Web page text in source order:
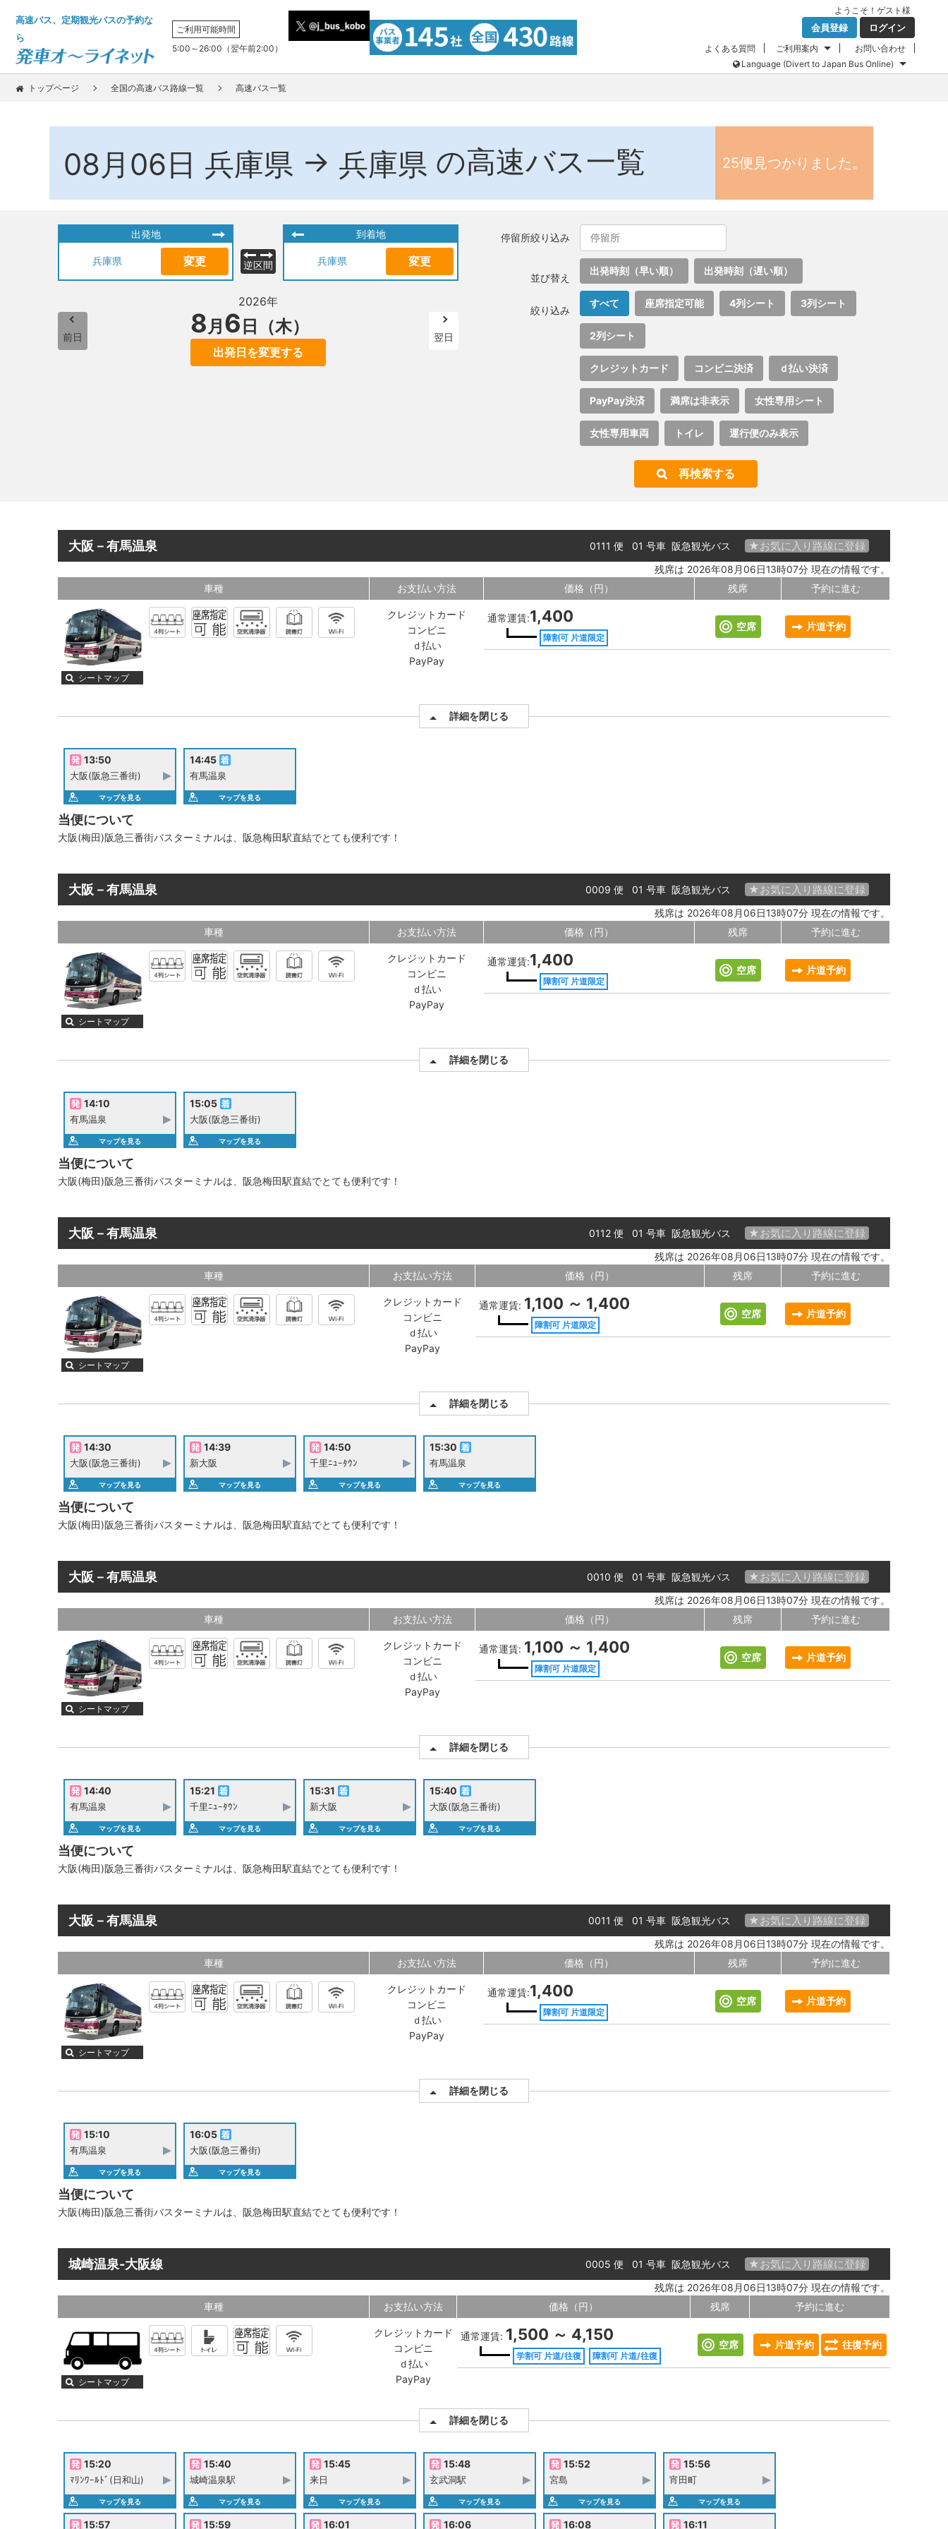
高速バス、定期観光バスの予約な
ら
ご利用可能時間
5:00～26:00（翌午前2:00）
ようこそ！ ゲスト 様
会員登録 ログイン
よくある質問 ご利用案内
お問い合わせ
Language (Divert to Japan Bus Online)
トップページ 全国の高速バス路線一覧 高速バス一覧
08月06日 兵庫県 → 兵庫県 の高速バス一覧 25便見つかりました。
出発地
兵庫県 変更 逆区間
到着地
兵庫県 変更
前日
2026年
8月 6 日（木）
出発日を変更する
翌日
停留所絞り込み
並び替え
出発時刻（早い順） 出発時刻（遅い順）
絞り込み
すべて 座席指定可能 4列シート 3列シート
2列シート
クレジットカード コンビニ決済 ｄ払い決済
PayPay決済 満席は非表示 女性専用シート
女性専用車両 トイレ 運行便のみ表示
再検索する
★お気に入り路線に登録
大阪－有馬温泉 0111 便 01 号車 阪急観光バス
残席は 2026年08月06日13時07分 現在の情報です。
車種
シートマップ
お支払い方法
クレジットカード
コンビニ
ｄ払い
PayPay
価格（円） 残席 予約に進む
通常運賃:1,400
障割可 片道限定
空席 片道予約
詳細を閉じる
13:50
大阪(阪急三番街)
マップを見る
14:45
有馬温泉
マップを見る
当便について
大阪(梅田)阪急三番街バスターミナルは、阪急梅田駅直結でとても便利です！
★お気に入り路線に登録
大阪－有馬温泉 0009 便 01 号車 阪急観光バス
残席は 2026年08月06日13時07分 現在の情報です。
車種
シートマップ
お支払い方法
クレジットカード
コンビニ
ｄ払い
PayPay
価格（円） 残席 予約に進む
通常運賃:1,400
障割可 片道限定
空席 片道予約
詳細を閉じる
14:10
有馬温泉
マップを見る
15:05
大阪(阪急三番街)
マップを見る
当便について
大阪(梅田)阪急三番街バスターミナルは、阪急梅田駅直結でとても便利です！
★お気に入り路線に登録
大阪－有馬温泉 0112 便 01 号車 阪急観光バス
残席は 2026年08月06日13時07分 現在の情報です。
車種
シートマップ
お支払い方法
クレジットカード
コンビニ
ｄ払い
PayPay
価格（円） 残席 予約に進む
通常運賃: 1,100 ～ 1,400
障割可 片道限定
空席 片道予約
詳細を閉じる
14:30
大阪(阪急三番街)
マップを見る
14:39
新大阪
マップを見る
14:50
千里ﾆｭｰﾀｳﾝ
マップを見る
15:30
有馬温泉
マップを見る
当便について
大阪(梅田)阪急三番街バスターミナルは、阪急梅田駅直結でとても便利です！
★お気に入り路線に登録
大阪－有馬温泉 0010 便 01 号車 阪急観光バス
残席は 2026年08月06日13時07分 現在の情報です。
車種
シートマップ
お支払い方法
クレジットカード
コンビニ
ｄ払い
PayPay
価格（円） 残席 予約に進む
通常運賃: 1,100 ～ 1,400
障割可 片道限定
空席 片道予約
詳細を閉じる
14:40
有馬温泉
マップを見る
15:21
千里ﾆｭｰﾀｳﾝ
マップを見る
15:31
新大阪
マップを見る
15:40
大阪(阪急三番街)
マップを見る
当便について
大阪(梅田)阪急三番街バスターミナルは、阪急梅田駅直結でとても便利です！
★お気に入り路線に登録
大阪－有馬温泉 0011 便 01 号車 阪急観光バス
残席は 2026年08月06日13時07分 現在の情報です。
車種
シートマップ
お支払い方法
クレジットカード
コンビニ
ｄ払い
PayPay
価格（円） 残席 予約に進む
通常運賃:1,400
障割可 片道限定
空席 片道予約
詳細を閉じる
15:10
有馬温泉
マップを見る
16:05
大阪(阪急三番街)
マップを見る
当便について
大阪(梅田)阪急三番街バスターミナルは、阪急梅田駅直結でとても便利です！
★お気に入り路線に登録
城崎温泉-大阪線 0005 便 01 号車 阪急観光バス
残席は 2026年08月06日13時07分 現在の情報です。
車種
シートマップ
お支払い方法
クレジットカード
コンビニ
ｄ払い
PayPay
価格（円） 残席 予約に進む
通常運賃: 1,500 ～ 4,150
学割可 片道/往復 障割可 片道/往復
空席 片道予約 往復予約
詳細を閉じる
15:20
ﾏﾘﾝﾜｰﾙﾄﾞ(日和山)
マップを見る
15:40
城崎温泉駅
マップを見る
15:45
来日
マップを見る
15:48
玄武洞駅
マップを見る
15:52
宮島
マップを見る
15:56
宵田町
マップを見る
15:57 15:59 16:01 16:06 16:08 16:11